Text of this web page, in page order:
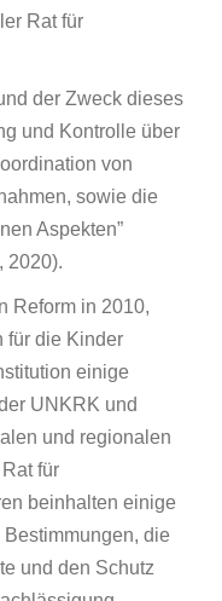
Rat für
der Zweck dieses
und Kontrolle über
von
sowie die
Aspekten”
2020).
Reform in 2010,
für die Kinder
einige
UNKRK und
und regionalen
für
beinhalten einige
die
und den Schutz